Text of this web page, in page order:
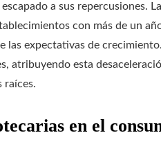
a sus repercusiones.
con más de un
las expectativas de
atribuyendo esta
raíces.
en el